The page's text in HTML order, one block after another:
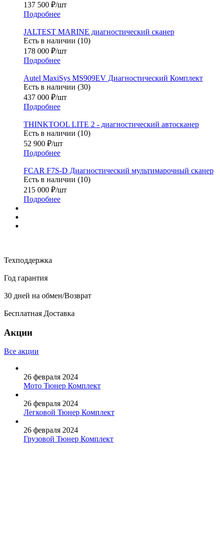
137 500 ₽/шт
Подробнее
JALTEST MARINE диагностический сканер
Есть в наличии (10)
178 000 ₽/шт
Подробнее
Autel MaxiSys MS909EV Диагностический Комплект
Есть в наличии (30)
437 000 ₽/шт
Подробнее
THINKTOOL LITE 2 - диагностический автосканер
Есть в наличии (10)
52 900 ₽/шт
Подробнее
FCAR F7S-D Диагностический мультимарочный сканер
Есть в наличии (10)
215 000 ₽/шт
Подробнее
Техподдержка
Год гарантия
30 дней на обмен/Возврат
Бесплатная Доставка
Акции
Все акции
26 февраля 2024
Мото Тюнер Комплект
26 февраля 2024
Легковой Тюнер Комплект
26 февраля 2024
Грузовой Тюнер Комплект